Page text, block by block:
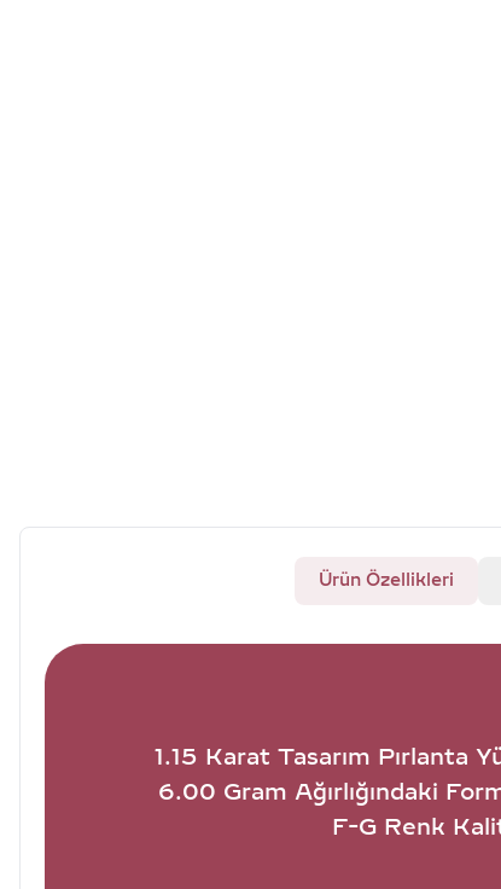
Ürün Özellikleri
1.15 Karat Tasarım Pırlanta
6.00 Gram Ağırlığındaki
F-G Renk